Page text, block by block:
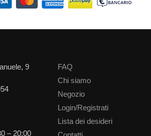
9
– 20:00
FAQ
Chi siamo
Negozio
Login/Registrati
Lista dei desideri